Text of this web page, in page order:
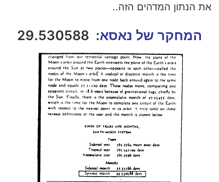
את הנתון המדהים הזה..
המחקר של נאסא: 29.530588